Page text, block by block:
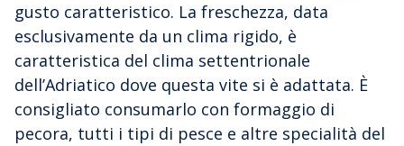
gusto caratteristico. La freschezza, data
esclusivamente da un clima rigido, è
caratteristica del clima settentrionale
dell’Adriatico dove questa vite si è adattata. È
consigliato consumarlo con formaggio di
pecora, tutti i tipi di pesce e altre specialità del